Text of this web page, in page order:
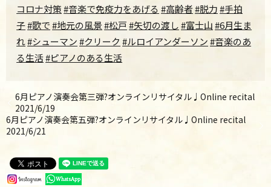
コロナ対策#音楽で免疫力をあげる #高齢者#脱力#手拍
子#歌で#地元の風景#松戸#矢切の渡し#富士山#6月生ま
れ#シューマン#クリーク #ルロイアンダーソン#音楽のあ
る生活#ピアノのある生活
6月ピアノ演奏会第三弾?オンラインリサイタル♩Online recital
2021/6/19
6月ピアノ演奏会第五弾?オンラインリサイタル♩Online recital
2021/6/21